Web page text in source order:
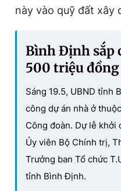
này vào quỹ đất xây
Bình Định sắp
500 triệu đồng
Sáng 19.5, UBND tỉnh
công dự án nhà ở
Công đoàn. Dự lễ khởi
Ủy viên Bộ Chính trị,
Trưởng ban Tổ chức
tỉnh Bình Định.